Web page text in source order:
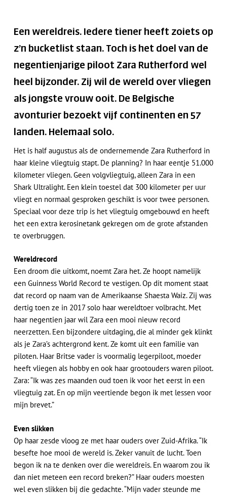
Een wereldreis. Iedere tiener heeft zoiets op
z’n bucketlist staan. Toch is het doel van de
negentienjarige piloot Zara Rutherford wel
heel bijzonder. Zij wil de wereld over vliegen
als jongste vrouw ooit. De Belgische
avonturier bezoekt vijf continenten en 57
landen. Helemaal solo.
Het is half augustus als de ondernemende Zara Rutherford in
haar kleine vliegtuig stapt. De planning? In haar eentje 51.000
kilometer vliegen. Geen volgvliegtuig, alleen Zara in een
Shark Ultralight. Een klein toestel dat 300 kilometer per uur
vliegt en normaal gesproken geschikt is voor twee personen.
Speciaal voor deze trip is het vliegtuig omgebouwd en heeft
het een extra kerosinetank gekregen om de grote afstanden
te overbruggen.
Wereldrecord
Een droom die uitkomt, noemt Zara het. Ze hoopt namelijk
een Guinness World Record te vestigen. Op dit moment staat
dat record op naam van de Amerikaanse Shaesta Waiz. Zij was
dertig toen ze in 2017 solo haar wereldtoer volbracht. Met
haar negentien jaar wil Zara een mooi nieuw record
neerzetten. Een bijzondere uitdaging, die al minder gek klinkt
als je Zara’s achtergrond kent. Ze komt uit een familie van
piloten. Haar Britse vader is voormalig legerpiloot, moeder
heeft vliegen als hobby en ook haar grootouders waren piloot.
Zara: “Ik was zes maanden oud toen ik voor het eerst in een
vliegtuig zat. En op mijn veertiende begon ik met lessen voor
mijn brevet.”
Even slikken
Op haar zesde vloog ze met haar ouders over Zuid-Afrika. “Ik
besefte hoe mooi de wereld is. Zeker vanuit de lucht. Toen
begon ik na te denken over die wereldreis. En waarom zou ik
dan niet meteen een record breken?” Haar ouders moesten
wel even slikken bij die gedachte. “Mijn vader steunde me